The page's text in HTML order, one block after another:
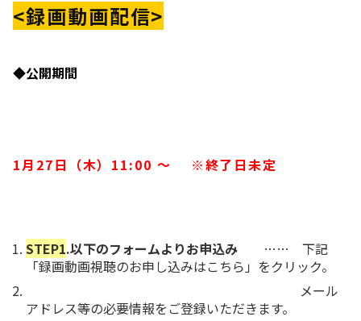
<録画動画配信>
◆公開期間
1月27日（木）11:00 ～ ※終了日未定
STEP1.以下のフォームよりお申込み
…… 下記
「録画動画視聴のお申し込みはこちら」をクリック。
メール
アドレス等の必要情報をご登録いただきます。